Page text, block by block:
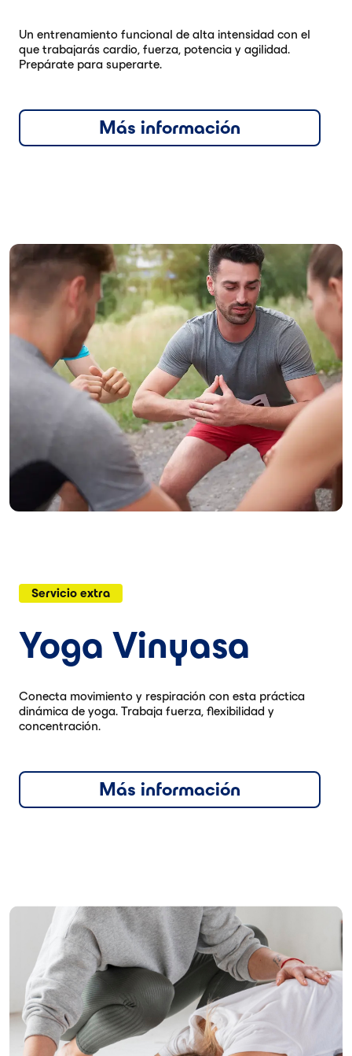
Un entrenamiento funcional de alta intensidad con el
que trabajarás cardio, fuerza, potencia y agilidad.
Prepárate para superarte.
Más información
Servicio extra
Yoga Vinyasa
Conecta movimiento y respiración con esta práctica
dinámica de yoga. Trabaja fuerza, flexibilidad y
concentración.
Más información